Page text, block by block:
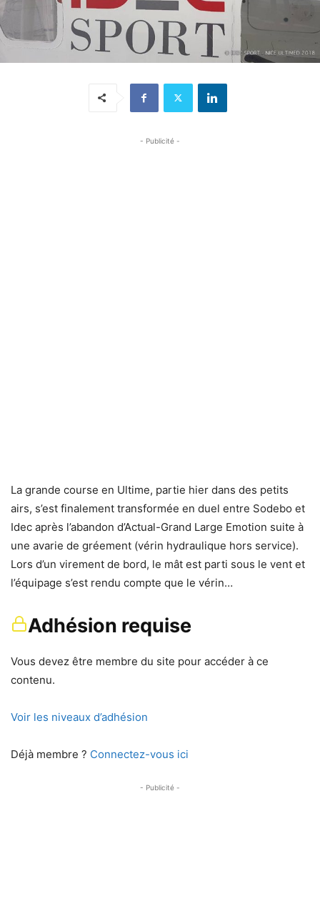
- Publicité -
La grande course en Ultime, partie hier dans des petits
airs, s’est finalement transformée en duel entre Sodebo et
Idec après l’abandon d’Actual-Grand Large Emotion suite à
une avarie de gréement (vérin hydraulique hors service).
Lors d’un virement de bord, le mât est parti sous le vent et
l’équipage s’est rendu compte que le vérin…
Adhésion requise
Vous devez être membre du site pour accéder à ce
contenu.
Voir les niveaux d’adhésion
Déjà membre ? Connectez-vous ici
- Publicité -